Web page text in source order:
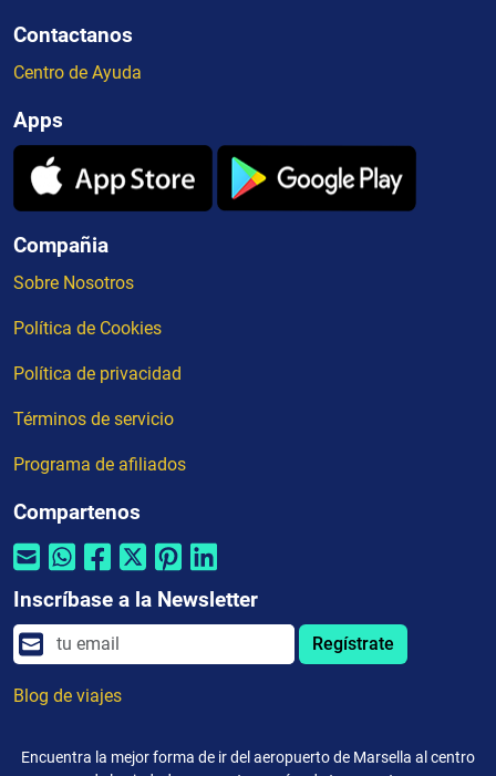
Contactanos
Centro de Ayuda
Apps
Compañia
Sobre Nosotros
Política de Cookies
Política de privacidad
Términos de servicio
Programa de afiliados
Compartenos
Inscríbase a la Newsletter
Regístrate
Blog de viajes
Encuentra la mejor forma de ir del aeropuerto de Marsella al centro